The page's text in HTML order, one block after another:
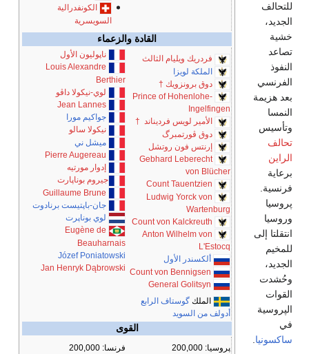
الكونفدرالية
السويسرية
القادة والزعماء
فردريك ويليام الثالث
الملكة لويزا
دوق برونزويك †
Prince of Hohenlohe-
Ingelfingen
الأمير لويس فرديناند †
دوق ڤورتمبرگ
إرنتس فون روتشل
Gebhard Leberecht
von Blücher
Count Tauentzien
Ludwig Yorck von
Wartenburg
Count von Kalckreuth
Anton Wilhelm von
L'Estocq
ألكسندر الأول
Count von Bennigsen
General Golitsyn
الملك گوستاف الرابع
أدولف من السويد
ناپوليون الأول
Louis Alexandre
Berthier
لوي-نيكولا داڤو
Jean Lannes
جواكيم مورا
نيكولا سالو
ميشل ني
Pierre Augereau
إدوار مورتيه
جيروم بوناپارت
Guillaume Brune
جان-باپتيست برنادوت
لوي بوناپرت
Eugène de
Beauharnais
Józef Poniatowski
Jan Henryk Dąbrowski
القوى
پروسيا: 200,000
فرنسا: 200,000
للتحالف
الجديد،
خشية
تصاعد
النفوذ
الفرنسي
بعد هزيمة
النمسا
وتأسيس
تحالف
الراين
برعاية
فرنسية.
پروسيا
وروسيا
انتقلتا إلى
للمخيم
الجديد،
وحُشدت
القوات
الپروسية
في
ساكسونيا